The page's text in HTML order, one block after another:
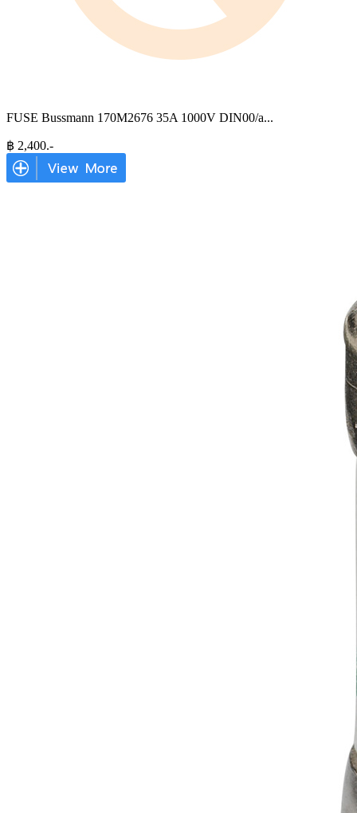
FUSE Bussmann 170M2676 35A 1000V DIN00/a...
฿ 2,400.-